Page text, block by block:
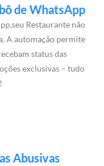
de WhatsApp
Restaurante não
A automação permite
status das
exclusivas – tudo
Abusivas